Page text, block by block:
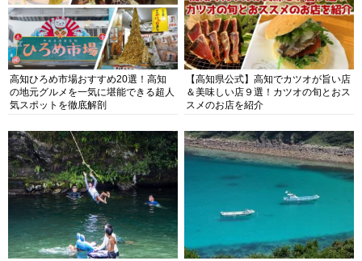
高知ひろめ市場おすすめ20選！高知
の地元グルメを一気に堪能できる超人
気スポットを徹底解剖
【高知県公式】高知でカツオが旨い店
＆美味しい店９選！カツオの旬とおス
スメのお店を紹介